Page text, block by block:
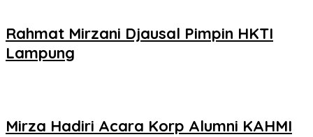
Rahmat Mirzani Djausal Pimpin HKTI
Lampung
Mirza Hadiri Acara Korp Alumni KAHMI